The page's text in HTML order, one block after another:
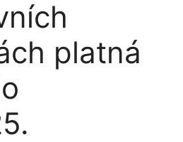
platná